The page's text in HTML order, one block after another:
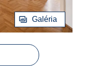
Galéria